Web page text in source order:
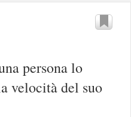
persona lo
velocità del suo